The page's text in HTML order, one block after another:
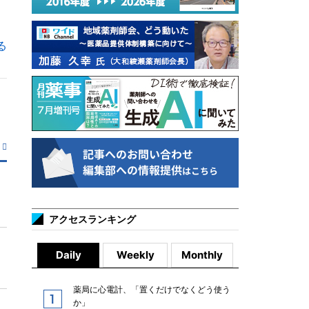
アクセスランキング
Daily Weekly Monthly
薬局に心電計、「置くだけでなくどう使う
か」